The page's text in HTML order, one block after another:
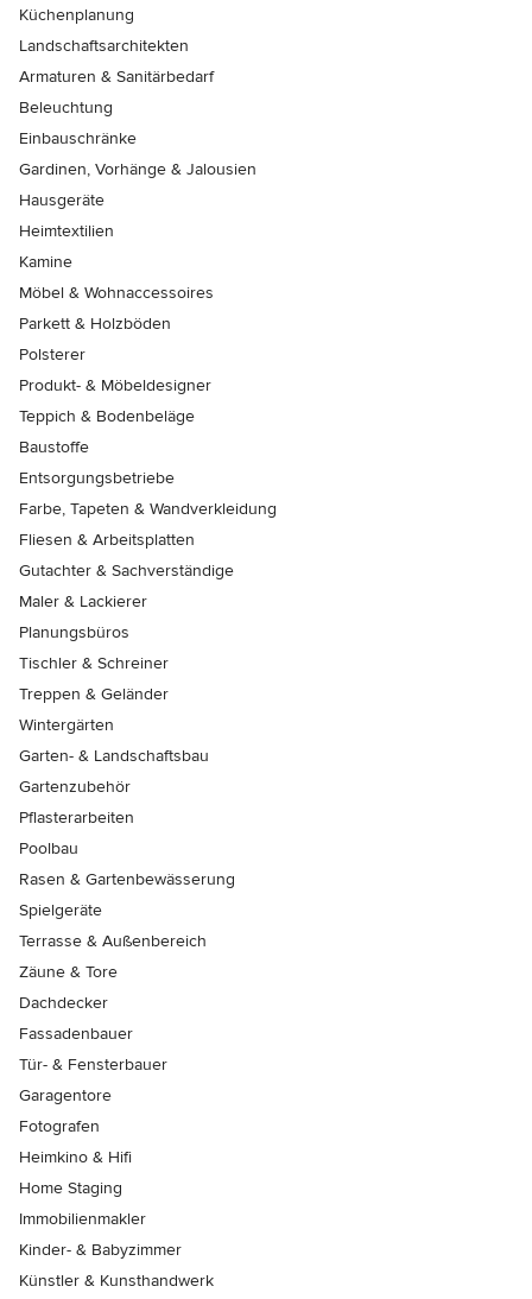
Küchenplanung
Landschaftsarchitekten
Armaturen & Sanitärbedarf
Beleuchtung
Einbauschränke
Gardinen, Vorhänge & Jalousien
Hausgeräte
Heimtextilien
Kamine
Möbel & Wohnaccessoires
Parkett & Holzböden
Polsterer
Produkt- & Möbeldesigner
Teppich & Bodenbeläge
Baustoffe
Entsorgungsbetriebe
Farbe, Tapeten & Wandverkleidung
Fliesen & Arbeitsplatten
Gutachter & Sachverständige
Maler & Lackierer
Planungsbüros
Tischler & Schreiner
Treppen & Geländer
Wintergärten
Garten- & Landschaftsbau
Gartenzubehör
Pflasterarbeiten
Poolbau
Rasen & Gartenbewässerung
Spielgeräte
Terrasse & Außenbereich
Zäune & Tore
Dachdecker
Fassadenbauer
Tür- & Fensterbauer
Garagentore
Fotografen
Heimkino & Hifi
Home Staging
Immobilienmakler
Kinder- & Babyzimmer
Künstler & Kunsthandwerk